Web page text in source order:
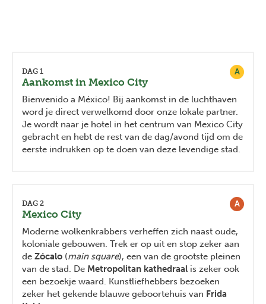
A
DAG 1
Aankomst in Mexico City
Bienvenido a México! Bij aankomst in de luchthaven
word je direct verwelkomd door onze lokale partner.
Je wordt naar je hotel in het centrum van Mexico City
gebracht en hebt de rest van de dag/avond tijd om de
eerste indrukken op te doen van deze levendige stad.
A
DAG 2
Mexico City
Moderne wolkenkrabbers verheffen zich naast oude,
koloniale gebouwen. Trek er op uit en stop zeker aan
de Zócalo (main square), een van de grootste pleinen
van de stad. De Metropolitan kathedraal is zeker ook
een bezoekje waard. Kunstliefhebbers bezoeken
zeker het gekende blauwe geboortehuis van Frida